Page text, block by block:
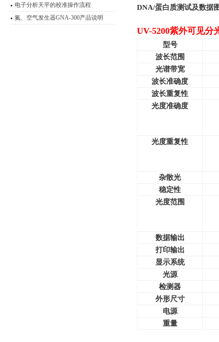
脂离心机技术参数
电子分析天平的校准操作流程
氮、空气发生器GNA-300产品说明
DNA/蛋白质测试及数据
UV-5200紫外可见分
型号
波长范围
光谱带宽
波长准确度
波长重复性
光度准确度
光度重复性
杂散光
稳定性
光度范围
数据输出
打印输出
显示系统
光源
检测器
外形尺寸
电源
重量